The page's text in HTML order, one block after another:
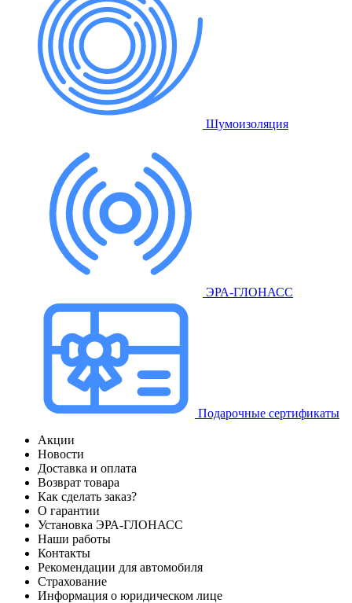
Шумоизоляция
ЭРА-ГЛОНАСС
Подарочные сертификаты
Акции
Новости
Доставка и оплата
Возврат товара
Как сделать заказ?
О гарантии
Установка ЭРА-ГЛОНАСС
Наши работы
Контакты
Рекомендации для автомобиля
Страхование
Информация о юридическом лице